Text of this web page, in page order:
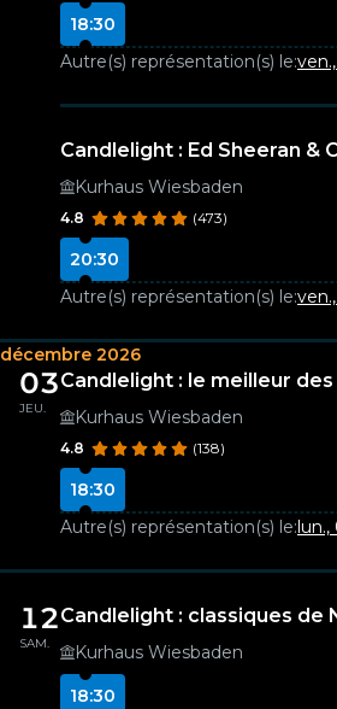
18:30
Autre(s) représentation(s) le:
Candlelight : Ed Sheeran &
Kurhaus Wiesbaden
4.8 (473)
20:30
Autre(s) représentation(s) le:
décembre 2026
03
JEU.
Candlelight : le meilleur
Kurhaus Wiesbaden
4.8 (138)
18:30
Autre(s) représentation(s) le:lun.,
12
SAM.
Candlelight : classiques de
Kurhaus Wiesbaden
18:30